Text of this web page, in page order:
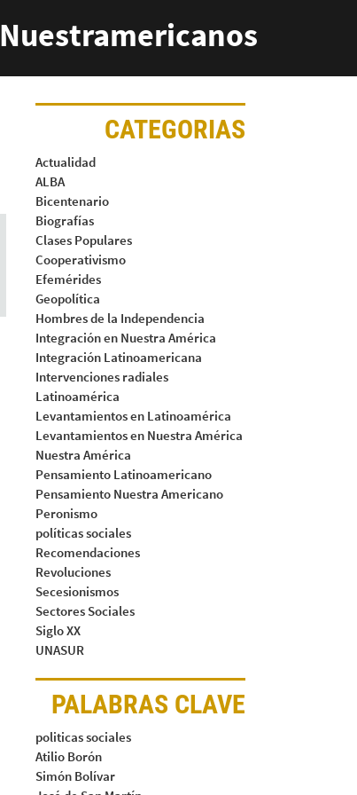
Nuestramericanos
CATEGORIAS
Actualidad
ALBA
Bicentenario
Biografías
Clases Populares
Cooperativismo
Efemérides
Geopolítica
Hombres de la Independencia
Integración en Nuestra América
Integración Latinoamericana
Intervenciones radiales
Latinoamérica
Levantamientos en Latinoamérica
Levantamientos en Nuestra América
Nuestra América
Pensamiento Latinoamericano
Pensamiento Nuestra Americano
Peronismo
políticas sociales
Recomendaciones
Revoluciones
Secesionismos
Sectores Sociales
Siglo XX
UNASUR
PALABRAS CLAVE
politicas sociales
Atilio Borón
Simón Bolívar